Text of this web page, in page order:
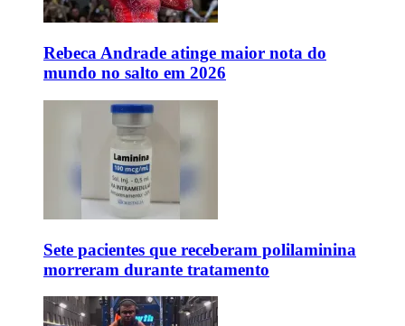
Rebeca Andrade atinge maior nota do
mundo no salto em 2026
Sete pacientes que receberam polilaminina
morreram durante tratamento